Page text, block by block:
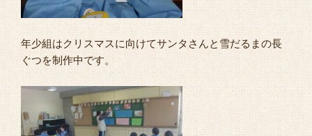
年少組はクリスマスに向けてサンタさんと雪だるまの長
ぐつを制作中です。